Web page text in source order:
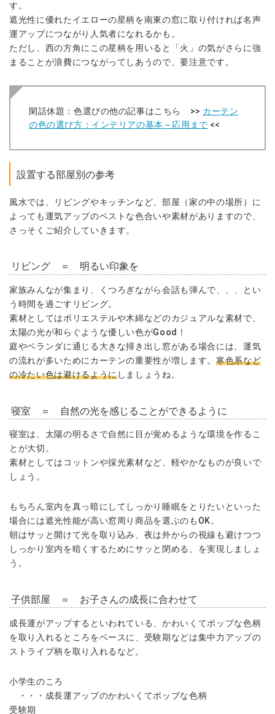
す。
遮光性に優れたイエローの星柄を南東の窓に取り付ければ名声
運アップにつながり人気者になれるかも。
ただし、西の方角にこの星柄を用いると「火」の気がさらに強
まることが浪費につながってしあうので、要注意です。
閑話休題：色選びの他の記事はこちら >> カーテン
の色の選び方：インテリアの基本～応用まで <<
設置する部屋別の参考
風水では、リビングやキッチンなど、部屋（家の中の場所）に
よっても運気アップのベストな色合いや素材がありますので、
さっそくご紹介していきます。
リビング ＝ 明るい印象を
家族みんなが集まり、くつろぎながら会話も弾んで、、、とい
う時間を過ごすリビング。
素材としてはポリエステルや木綿などのカジュアルな素材で、
太陽の光が和らぐような優しい色がGood！
庭やベランダに通じる大きな掃き出し窓がある場合には、運気
の流れが多いためにカーテンの重要性が増します。 寒色系など
の冷たい色は避けるようにしましょうね。
寝室 ＝ 自然の光を感じることができるように
寝室は、太陽の明るさで自然に目が覚めるような環境を作るこ
とが大切。
素材としてはコットンや採光素材など、軽やかなものが良いで
しょう。
もちろん室内を真っ暗にしてしっかり睡眠をとりたいといった
場合には遮光性能が高い窓周り商品を選ぶのもOK。
朝はサッと開けて光を取り込み、夜は外からの視線も避けつつ
しっかり室内を暗くするためにサッと閉める、を実現しましょ
う。
子供部屋 ＝ お子さんの成長に合わせて
成長運がアップするといわれている、かわいくてポップな色柄
を取り入れるところをベースに、受験期などは集中力アップの
ストライプ柄を取り入れるなど。
小学生のころ
・・・成長運アップのかわいくてポップな色柄
受験期